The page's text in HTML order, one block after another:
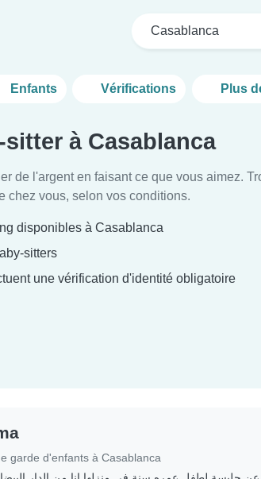
Casablanca
Enfants Vérifications Plus
à Casablanca
de l'argent en faisant ce que vous aimez.
chez vous, selon vos conditions.
disponibles à Casablanca
sitters
une vérification d'identité obligatoire
garde d'enfants à Casablanca